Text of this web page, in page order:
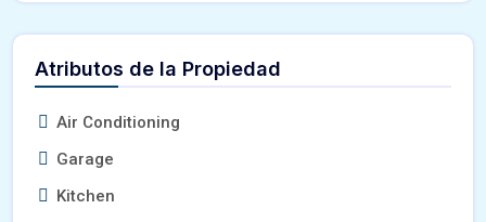
Atributos de la Propiedad
Air Conditioning
Garage
Kitchen